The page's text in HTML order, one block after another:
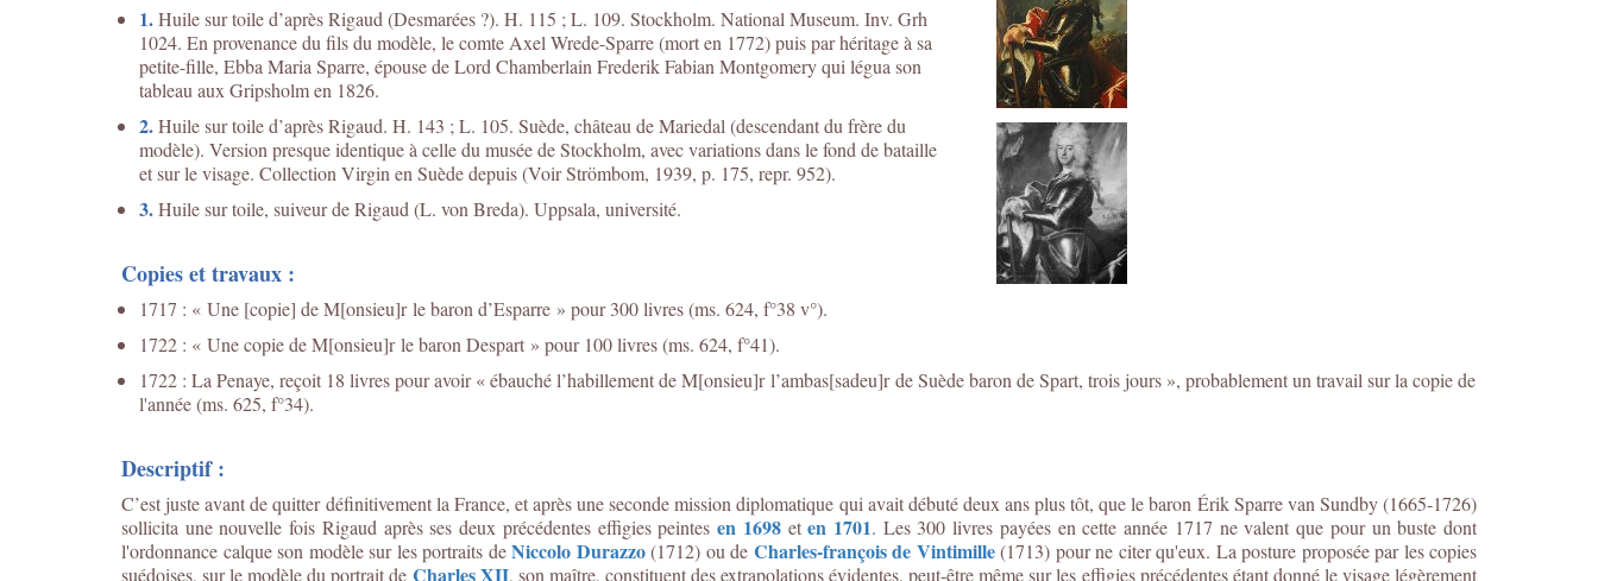
1.Huile sur toile d’après Rigaud (Desmarées ?). H. 115 ; L. 109. Stockholm. National Museum. Inv. Grh
1024. En provenance du fils du modèle, le comte Axel Wrede-Sparre (mort en 1772) puis par héritage à sa
petite-fille, Ebba Maria Sparre, épouse de Lord Chamberlain Frederik Fabian Montgomery qui légua son
tableau aux Gripsholm en 1826.
2.Huile sur toile d’après Rigaud. H. 143 ; L. 105. Suède, château de Mariedal (descendant du frère du
modèle). Version presque identique à celle du musée de Stockholm, avec variations dans le fond de bataille
et sur le visage. Collection Virgin en Suède depuis (Voir Strömbom, 1939, p. 175, repr. 952).
3.Huile sur toile, suiveur de Rigaud (L. von Breda). Uppsala, université.
Copies et travaux :
1717 : « Une [copie] de M[onsieu]r le baron d’Esparre » pour 300 livres (ms. 624, f°38 v°).
1722 : « Une copie de M[onsieu]r le baron Despart » pour 100 livres (ms. 624, f°41).
1722 : La Penaye, reçoit 18 livres pour avoir « ébauché l’habillement de M[onsieu]r l’ambas[sadeu]r de Suède baron de Spart, trois jours », probablement un travail sur la copie de
l'année (ms. 625, f°34).
Descriptif :
C’est juste avant de quitter définitivement la France, et après une seconde mission diplomatique qui avait débuté deux ans plus tôt, que le baron Érik Sparre van Sundby (1665-1726)
sollicita une nouvelle fois Rigaud après ses deux précédentes effigies peintesen 1698eten 1701. Les 300 livres payées en cette année 1717 ne valent que pour un buste dont
l'ordonnance calque son modèle sur les portraits deNiccolo Durazzo(1712) ou de Charles-françois de Vintimille(1713) pour ne citer qu'eux. La posture proposée par les copies
suédoises, sur le modèle du portrait de Charles XII, son maître, constituent des extrapolations évidentes, peut-être même sur les effigies précédentes étant donné le visage légèrement